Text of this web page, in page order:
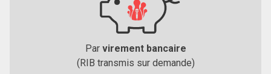
Par virement bancaire
(RIB transmis sur demande)